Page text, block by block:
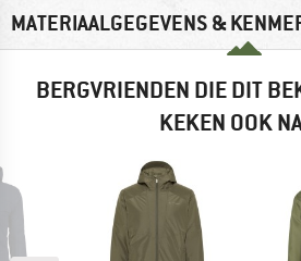
MATERIAALGEGEVENS &
BERGVRIENDEN DIE DIT
KEKEN OOK